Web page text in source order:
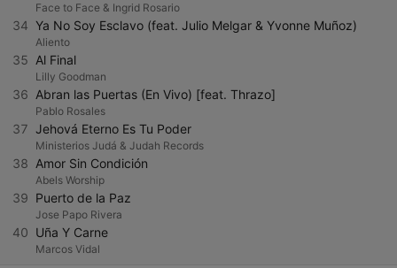
Face to Face & Ingrid Rosario
34 Ya No Soy Esclavo (feat. Julio Melgar & Yvonne Muñoz)
Aliento
35 Al Final
Lilly Goodman
36 Abran las Puertas (En Vivo) [feat. Thrazo]
Pablo Rosales
37 Jehová Eterno Es Tu Poder
Ministerios Judá & Judah Records
38 Amor Sin Condición
Abels Worship
39 Puerto de la Paz
Jose Papo Rivera
40 Uña Y Carne
Marcos Vidal